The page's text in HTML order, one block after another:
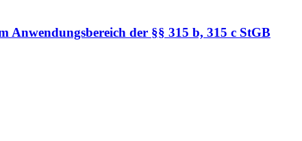
Anwendungsbereich der §§ 315 b, 315 c StGB